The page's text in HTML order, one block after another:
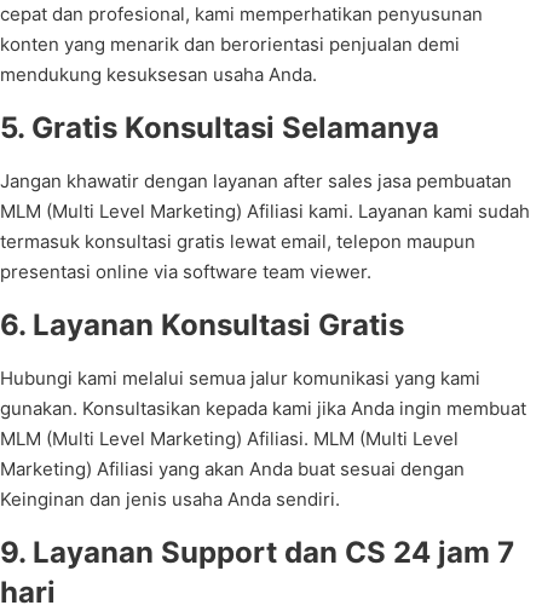
cepat dan profesional, kami memperhatikan penyusunan
konten yang menarik dan berorientasi penjualan demi
mendukung kesuksesan usaha Anda.
5. Gratis Konsultasi Selamanya
Jangan khawatir dengan layanan after sales jasa pembuatan
MLM (Multi Level Marketing) Afiliasi kami. Layanan kami sudah
termasuk konsultasi gratis lewat email, telepon maupun
presentasi online via software team viewer.
6. Layanan Konsultasi Gratis
Hubungi kami melalui semua jalur komunikasi yang kami
gunakan. Konsultasikan kepada kami jika Anda ingin membuat
MLM (Multi Level Marketing) Afiliasi. MLM (Multi Level
Marketing) Afiliasi yang akan Anda buat sesuai dengan
Keinginan dan jenis usaha Anda sendiri.
9. Layanan Support dan CS 24 jam 7
hari